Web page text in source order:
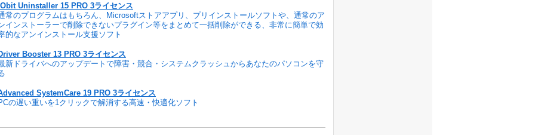
Uninstaller 15 PRO 3ライセンス
常のプログラムはもちろん、Microsoftストアアプリ、プリインストールソフトや、通常のア
インストーラーで削除できないプラグイン等をまとめて一括削除ができる、非常に簡単で効
的なアンインストール支援ソフト
Booster 13 PRO 3ライセンス
新ドライバへのアップデートで障害・競合・システムクラッシュからあなたのパソコンを守
SystemCare 19 PRO 3ライセンス
の遅い重いを1クリックで解消する高速・快適化ソフト